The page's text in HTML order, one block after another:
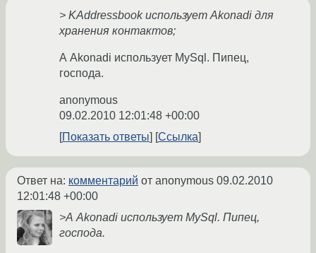
> KAddressbook использует Akonadi для
хранения контактов;
А Akonadi использует MySql. Пипец,
господа.
anonymous
09.02.2010 12:01:48 +00:00
Показать ответы
Ссылка
Ответ на: комментарий от anonymous 09.02.2010
12:01:48 +00:00
>А Akonadi использует MySql. Пипец,
господа.